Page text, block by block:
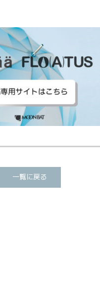
一覧に戻る